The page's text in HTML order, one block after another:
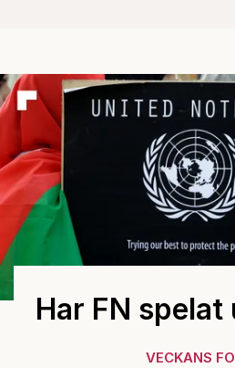
Har FN spelat
VECKANS